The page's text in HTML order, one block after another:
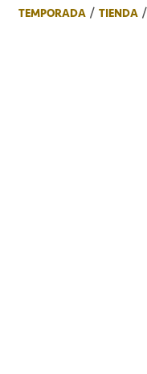
TEMPORADA
TIENDA